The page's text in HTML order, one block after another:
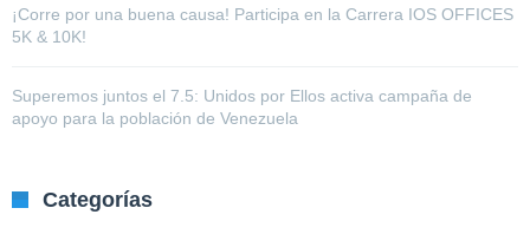
¡Corre por una buena causa! Participa en la Carrera IOS OFFICES
5K & 10K!
Superemos juntos el 7.5: Unidos por Ellos activa campaña de
apoyo para la población de Venezuela
Categorías